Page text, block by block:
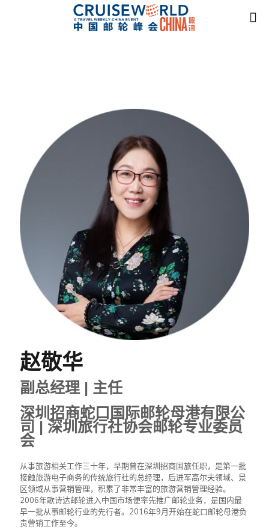
赵敬华
副总经理 | 主任
深圳招商蛇口国际邮轮母港有限公
司 | 深圳旅行社协会邮轮专业委员
会
从事旅游相关工作三十年，早期曾在深圳招商国旅任职，是第一批
接触旅游电子商务的传统旅行社的总经理，后进军高尔夫领域、景
区领域从事营销管理，积累了非常丰富的旅游营销管理经验。
2006年歌诗达邮轮进入中国市场便率先推广邮轮业务，是国内最
早一批从事邮轮行业的先行者。2016年9月开始在蛇口邮轮母港负
责营销工作至今。